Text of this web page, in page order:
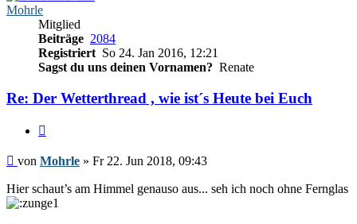
Mohrle
Mitglied
Beiträge 2084
Registriert So 24. Jan 2016, 12:21
Sagst du uns deinen Vornamen? Renate
Re: Der Wetterthread , wie ist´s Heute bei Euch
Beitrag
von Mohrle » Fr 22. Jun 2018, 09:43
Hier schaut’s am Himmel genauso aus... seh ich noch ohne Fernglas